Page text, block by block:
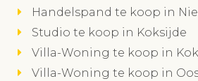
Handelspand te koop in
Studio te koop in Koksijde
Villa-Woning te koop in
Villa-Woning te koop in